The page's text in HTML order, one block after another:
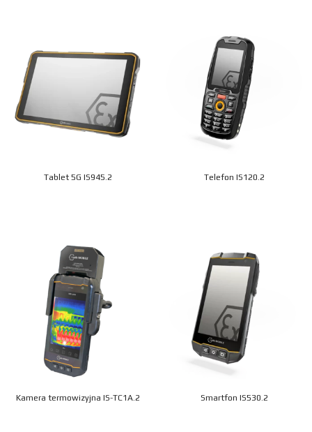
Tablet 5G IS945.2 Telefon IS120.2
Kamera termowizyjna IS-TC1A.2 Smartfon IS530.2